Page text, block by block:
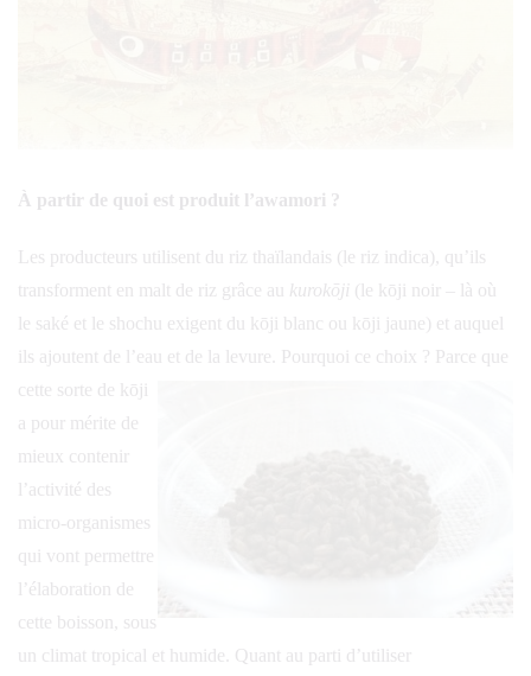
À partir de quoi est produit l’awamori ?
Les producteurs utilisent du riz thaïlandais (le riz indica), qu’ils
transforment en malt de riz grâce au kurokōji (le kōji noir – là où
le saké et le shochu exigent du kōji blanc ou kōji jaune) et auquel
ils ajoutent de l’eau et de la levure.
Pourquoi ce choix ? Parce que
cette sorte de kōji
a pour mérite de
mieux contenir
l’activité des
micro-organismes
qui vont permettre
l’élaboration de
cette boisson, sous
un climat tropical et humide. Quant au parti d’utiliser